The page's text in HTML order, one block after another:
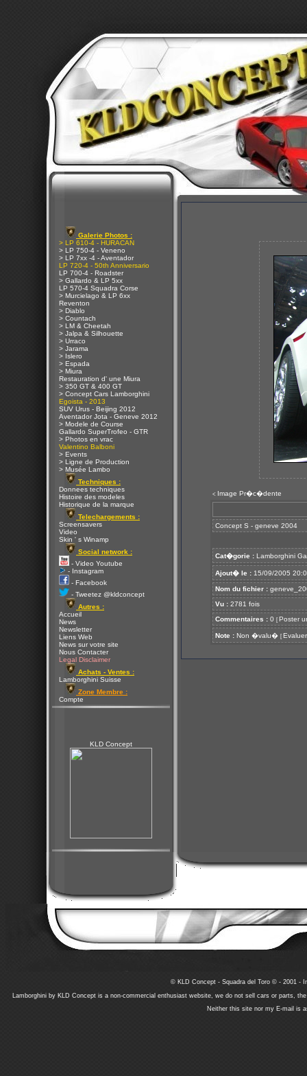
Galerie Photos :
> LP 610-4 - HURACAN
> LP 750-4 - Veneno
> LP 7xx -4 - Aventador
LP 720-4 - 50th Anniversario
LP 700-4 - Roadster
> Gallardo & LP 5xx
LP 570-4 Squadra Corse
> Murcielago & LP 6xx
Reventon
> Diablo
> Countach
> LM & Cheetah
> Jalpa & Silhouette
> Urraco
> Jarama
> Islero
> Espada
> Miura
Restauration d' une Miura
> 350 GT & 400 GT
> Concept Cars Lamborghini
Egoista - 2013
SUV Urus - Beijing 2012
Aventador Jota - Geneve 2012
> Modele de Course
Gallardo SuperTrofeo - GTR
> Photos en vrac
Valentino Balboni
> Events
> Ligne de Production
> Musée Lambo
Techniques :
Donnees techniques
Histoire des modeles
Historique de la marque
Telechargements :
Screensavers
Video
Skin ' s Winamp
Social network :
- Video Youtube
- Instagram
- Facebook
- Tweetez @kldconcept
Autres :
Accueil
News
Newsletter
Liens Web
News sur votre site
Nous Contacter
Legal Disclaimer
Achats - Ventes :
Lamborghini Suisse
Zone Membre :
Compte
KLD Concept
< Image Pr�c�dente
Concept S - geneve 2004
Cat�gorie : Lamborghini
Ajout� le : 15/09/2005
Nom du fichier :
Vu : 2781 fois
Commentaires : 0 [ Poster
Note : Non �valu� [ Evaluer
© KLD Concept - Squadra del Toro © - 2001 -
Lamborghini by KLD Concept is a non-commercial enthusiast website, we do not sell cars or parts,
Neither this site nor my E-mail is